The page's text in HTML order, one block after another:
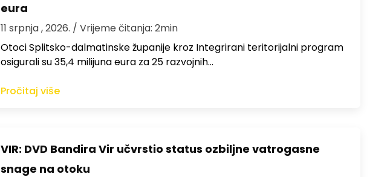
eura
11 srpnja , 2026. / Vrijeme čitanja: 2min
Otoci Splitsko-dalmatinske županije kroz Integrirani teritorijalni program
osigurali su 35,4 milijuna eura za 25 razvojnih…
Pročitaj više
VIR: DVD Bandira Vir učvrstio status ozbiljne vatrogasne
snage na otoku